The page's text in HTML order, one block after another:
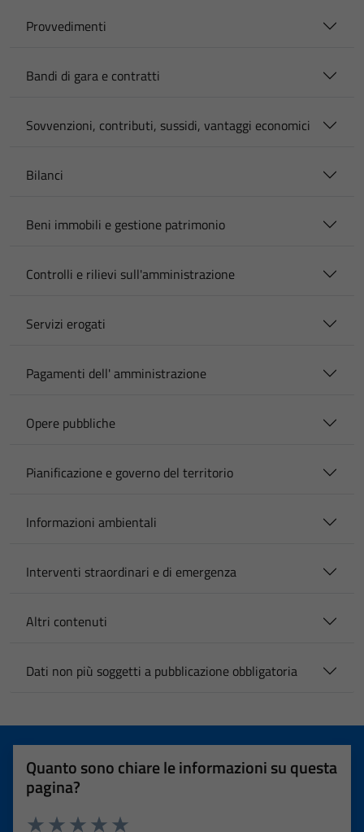
Provvedimenti
Bandi di gara e contratti
Sovvenzioni, contributi, sussidi, vantaggi economici
Bilanci
Beni immobili e gestione patrimonio
Controlli e rilievi sull'amministrazione
Servizi erogati
Pagamenti dell' amministrazione
Opere pubbliche
Pianificazione e governo del territorio
Informazioni ambientali
Interventi straordinari e di emergenza
Altri contenuti
Dati non più soggetti a pubblicazione obbligatoria
Quanto sono chiare le informazioni su questa
pagina?